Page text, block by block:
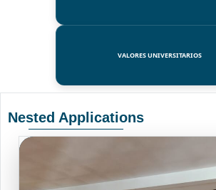
VALORES UNIVERSITARIOS
Nested Applications